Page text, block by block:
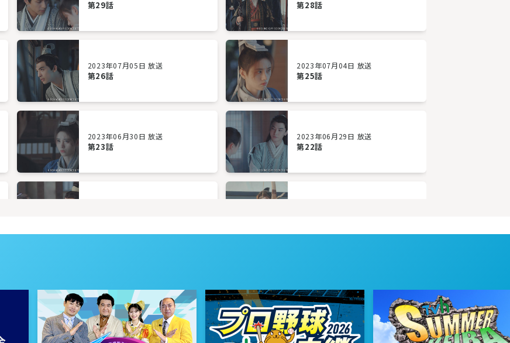
第29話 第28話
2023年07月05日 放送
第26話
2023年07月04日 放送
第25話
2023年06月30日 放送
第23話
2023年06月29日 放送
第22話
第17話 第16話